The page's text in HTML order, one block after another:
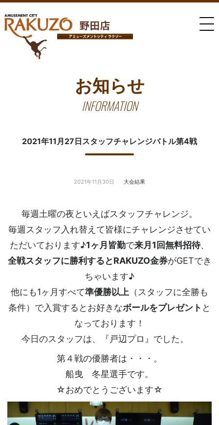
お知らせ
INFORMATION
2021年11月27日スタッフチャレンジバトル第4戦
2021年11月30日 大会結果
毎週土曜の夜といえばスタッフチャレンジ。
毎週スタッフ入れ替えて皆様にチャレンジさせてい
ただいております♪1ヶ月皆勤で来月1回無料招待、
全戦スタッフに勝利するとRAKUZO金券がGETでき
ちゃいます♪
他にも1ヶ月すべて準優勝以上 （スタッフに全勝も
条件）で入賞するとお好きなボールをプレゼント と
なっております！
今日のスタッフは、『戸辺プロ』でした。
第４戦の優勝者は・・・。
船曳 冬星選手です。
☆おめでとうございます☆